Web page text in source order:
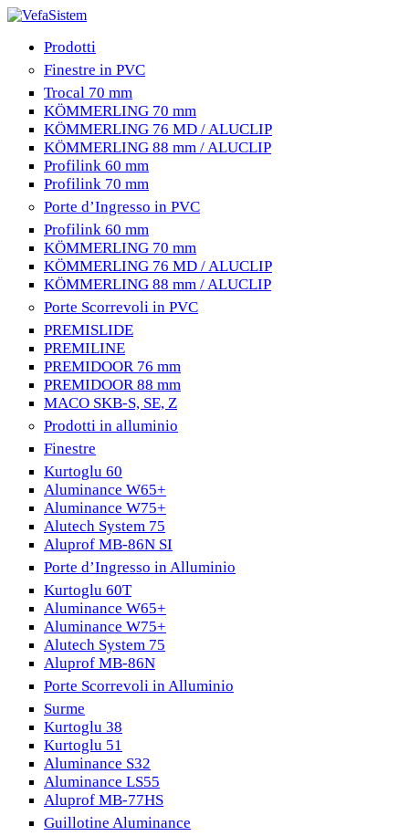
Prodotti
Finestre in PVC
Trocal 70 mm
KÖMMERLING 70 mm
KÖMMERLING 76 MD / ALUCLIP
KÖMMERLING 88 mm / ALUCLIP
Profilink 60 mm
Profilink 70 mm
Porte d’Ingresso in PVC
Profilink 60 mm
KÖMMERLING 70 mm
KÖMMERLING 76 MD / ALUCLIP
KÖMMERLING 88 mm / ALUCLIP
Porte Scorrevoli in PVC
PREMISLIDE
PREMILINE
PREMIDOOR 76 mm
PREMIDOOR 88 mm
MACO SKB-S, SE, Z
Prodotti in alluminio
Finestre
Kurtoglu 60
Aluminance W65+
Aluminance W75+
Alutech System 75
Aluprof MB-86N SI
Porte d’Ingresso in Alluminio
Kurtoglu 60T
Aluminance W65+
Aluminance W75+
Alutech System 75
Aluprof MB-86N
Porte Scorrevoli in Alluminio
Surme
Kurtoglu 38
Kurtoglu 51
Aluminance S32
Aluminance LS55
Aluprof MB-77HS
Guillotine Aluminance